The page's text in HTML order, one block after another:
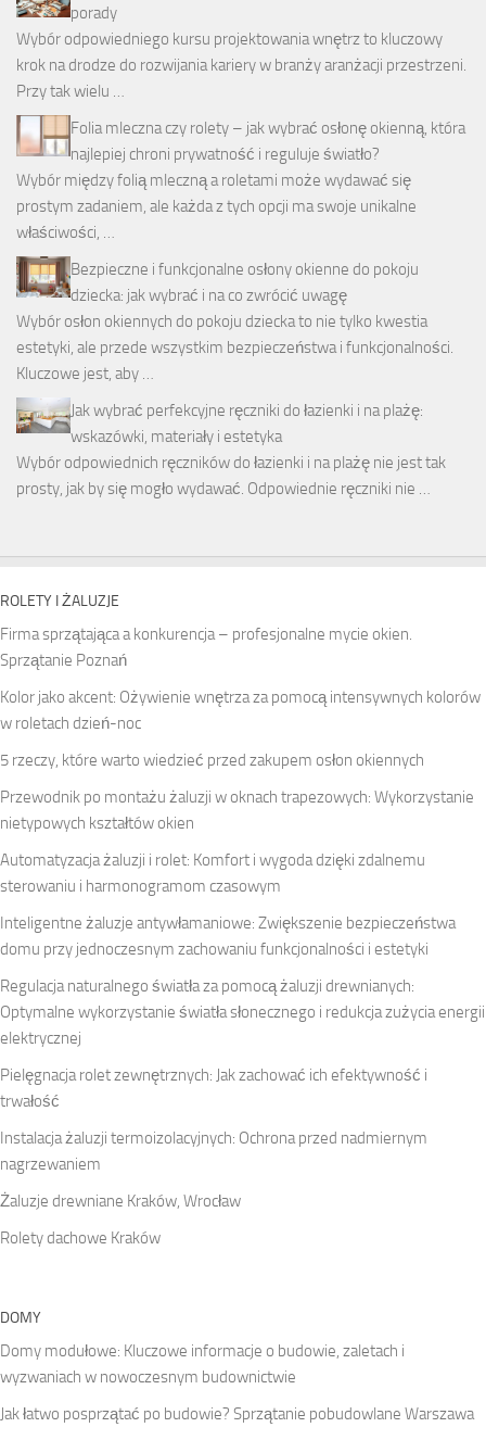
porady
Wybór odpowiedniego kursu projektowania wnętrz to kluczowy
krok na drodze do rozwijania kariery w branży aranżacji przestrzeni.
Przy tak wielu …
Folia mleczna czy rolety – jak wybrać osłonę okienną, która
najlepiej chroni prywatność i reguluje światło?
Wybór między folią mleczną a roletami może wydawać się
prostym zadaniem, ale każda z tych opcji ma swoje unikalne
właściwości, …
Bezpieczne i funkcjonalne osłony okienne do pokoju
dziecka: jak wybrać i na co zwrócić uwagę
Wybór osłon okiennych do pokoju dziecka to nie tylko kwestia
estetyki, ale przede wszystkim bezpieczeństwa i funkcjonalności.
Kluczowe jest, aby …
Jak wybrać perfekcyjne ręczniki do łazienki i na plażę:
wskazówki, materiały i estetyka
Wybór odpowiednich ręczników do łazienki i na plażę nie jest tak
prosty, jak by się mogło wydawać. Odpowiednie ręczniki nie …
ROLETY I ŻALUZJE
Firma sprzątająca a konkurencja – profesjonalne mycie okien.
Sprzątanie Poznań
Kolor jako akcent: Ożywienie wnętrza za pomocą intensywnych kolorów
w roletach dzień-noc
5 rzeczy, które warto wiedzieć przed zakupem osłon okiennych
Przewodnik po montażu żaluzji w oknach trapezowych: Wykorzystanie
nietypowych kształtów okien
Automatyzacja żaluzji i rolet: Komfort i wygoda dzięki zdalnemu
sterowaniu i harmonogramom czasowym
Inteligentne żaluzje antywłamaniowe: Zwiększenie bezpieczeństwa
domu przy jednoczesnym zachowaniu funkcjonalności i estetyki
Regulacja naturalnego światła za pomocą żaluzji drewnianych:
Optymalne wykorzystanie światła słonecznego i redukcja zużycia energii
elektrycznej
Pielęgnacja rolet zewnętrznych: Jak zachować ich efektywność i
trwałość
Instalacja żaluzji termoizolacyjnych: Ochrona przed nadmiernym
nagrzewaniem
Żaluzje drewniane Kraków, Wrocław
Rolety dachowe Kraków
DOMY
Domy modułowe: Kluczowe informacje o budowie, zaletach i
wyzwaniach w nowoczesnym budownictwie
Jak łatwo posprzątać po budowie? Sprzątanie pobudowlane Warszawa